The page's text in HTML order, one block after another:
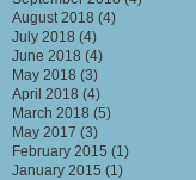
August 2018 (4)
July 2018 (4)
June 2018 (4)
May 2018 (3)
April 2018 (4)
March 2018 (5)
May 2017 (3)
February 2015 (1)
January 2015 (1)